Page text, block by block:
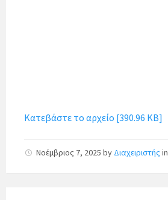
Κατεβάστε το αρχείο [390.96 KB]
Νοέμβριος 7, 2025 by Διαχειριστής in